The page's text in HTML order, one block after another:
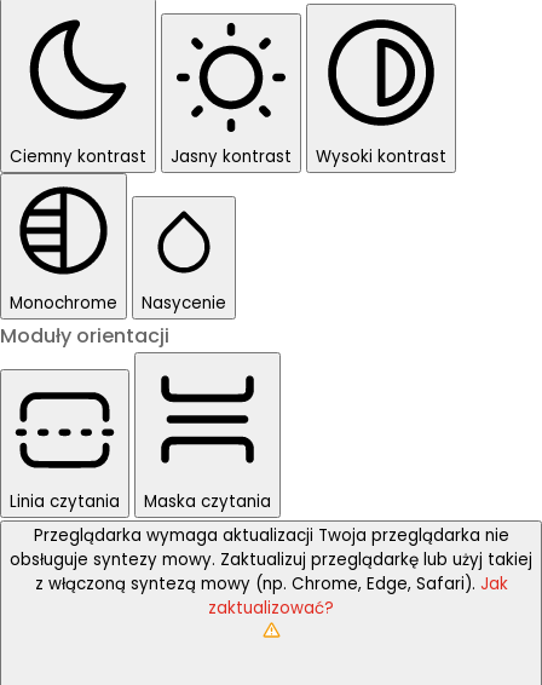
Ciemny kontrast Jasny kontrast Wysoki kontrast
Monochrome Nasycenie
Moduły orientacji
Linia czytania
Maska czytania
Przeglądarka wymaga aktualizacji Twoja przeglądarka nie
obsługuje syntezy mowy. Zaktualizuj przeglądarkę lub użyj takiej
z włączoną syntezą mowy (np. Chrome, Edge, Safari). Jak
zaktualizować?